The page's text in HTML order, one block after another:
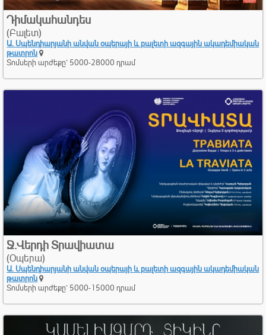
Դիմակահանդես
(Բալետ)
Ա. Սպենդիարյանի անվան օպերայի և բալետի ազգային ակադեմիական
թատրոն
Տոմսերի արժեքը՝ 5000-28000 դրամ
Ջ.Վերդի Տրավիատա
(Օպերա)
Ա. Սպենդիարյանի անվան օպերայի և բալետի ազգային ակադեմիական
թատրոն
Տոմսերի արժեքը՝ 5000-15000 դրամ